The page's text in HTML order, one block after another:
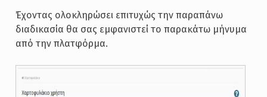
Έχοντας ολοκληρώσει επιτυχώς την παραπάνω
διαδικασία θα σας εμφανιστεί το παρακάτω μήνυμα
από την πλατφόρμα.